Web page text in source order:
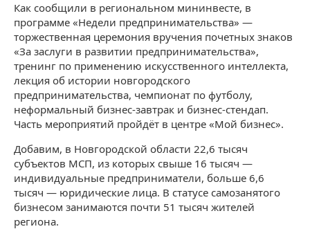
Как сообщили в региональном мининвесте, в
программе «Недели предпринимательства» —
торжественная церемония вручения почетных знаков
«За заслуги в развитии предпринимательства»,
тренинг по применению искусственного интеллекта,
лекция об истории новгородского
предпринимательства, чемпионат по футболу,
неформальный бизнес-завтрак и бизнес-стендап.
Часть мероприятий пройдёт в центре «Мой бизнес».
Добавим, в Новгородской области 22,6 тысяч
субъектов МСП, из которых свыше 16 тысяч —
индивидуальные предприниматели, больше 6,6
тысяч — юридические лица. В статусе самозанятого
бизнесом занимаются почти 51 тысяч жителей
региона.